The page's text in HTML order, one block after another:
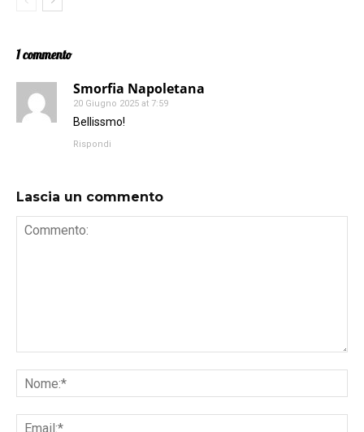
1 commento
Smorfia Napoletana
20 Giugno 2025 at 7:59
Bellissmo!
Rispondi
Lascia un commento